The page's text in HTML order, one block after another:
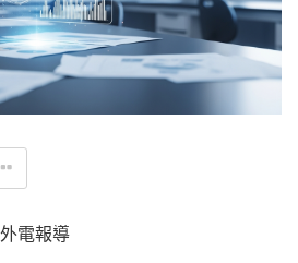
電報導